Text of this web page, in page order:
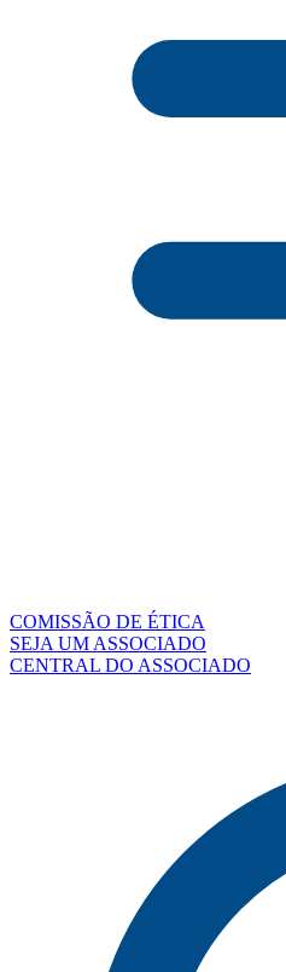
COMISSÃO DE ÉTICA
SEJA UM ASSOCIADO
CENTRAL DO ASSOCIADO